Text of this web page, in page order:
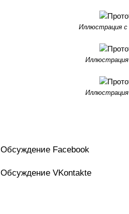
Иллюстрация с
Иллюстрация
Иллюстрация
Обсуждение Facebook
Обсуждение VKontakte